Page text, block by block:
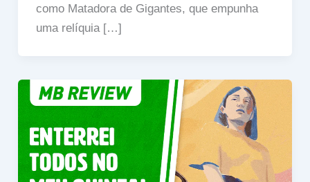
como Matadora de Gigantes, que empunha
uma relíquia […]